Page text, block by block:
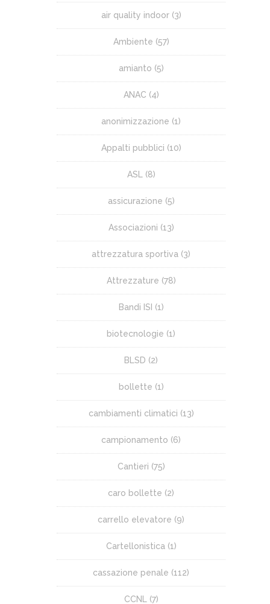
air quality indoor(3)
Ambiente (57)
amianto (5)
ANAC (4)
anonimizzazione (1)
Appalti pubblici (10)
ASL(8)
assicurazione (5)
Associazioni (13)
attrezzatura sportiva (3)
Attrezzature (78)
Bandi ISI (1)
biotecnologie (1)
BLSD (2)
bollette (1)
cambiamenti climatici (13)
campionamento (6)
Cantieri (75)
caro bollette (2)
carrello elevatore (9)
Cartellonistica(1)
cassazione penale (112)
CCNL(7)